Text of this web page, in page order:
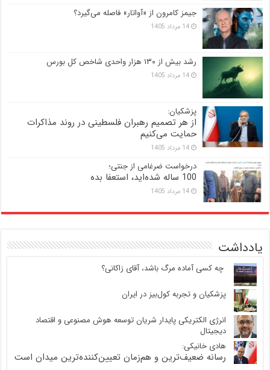
جیمز کامرون از «آواتار» فاصله می‌گیرد؟
14 مرداد 1405
رشد بیش از ۱۳۰ هزار واحدی شاخص کل بورس
14 مرداد 1405
پزشکیان:
از هر تصمیم رهبران فلسطینی در روند مذاکرات
حمایت می‌کنیم
14 مرداد 1405
درخواست ضرغامی از جنتی؛
100 ساله شده‌اید، استعفا بده
14 مرداد 1405
یادداشت
‍ چه کسی آماده مرگ باشد، آقای زاکانی؟
پزشکیان و تجربه کول‌بیز در ایران
انرژی الکتریکی پایدار شریان توسعه هوش مصنوعی و اقتصاد
دیجیتال
هادی خانیکی:
رسانه ضعیف‌ترین و هم‌زمان تعیین‌کننده‌ترین میدان است